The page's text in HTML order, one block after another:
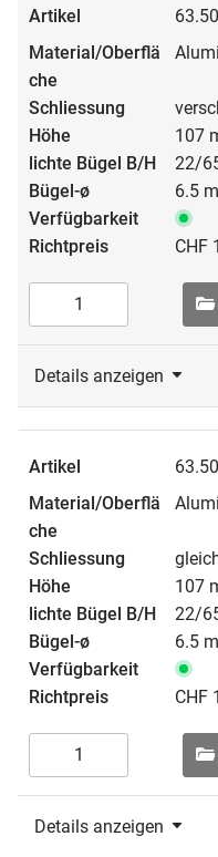
107
22/
6.5
CHF
Details anzeigen
107
22/
6.5
CHF
Details anzeigen